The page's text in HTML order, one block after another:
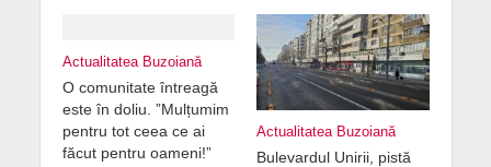
Actualitatea Buzoiană
O comunitate întreagă
este în doliu. ”Mulțumim
pentru tot ceea ce ai
făcut pentru oameni!”
Actualitatea Buzoiană
Bulevardul Unirii, pistă